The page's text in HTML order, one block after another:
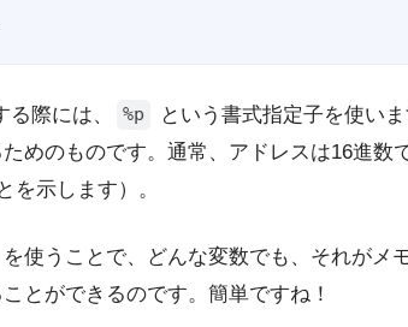
際には、 %p
という書式指定子を使い
めのものです。通常、アドレスは16進数
を示します）。
を使うことで、どんな変数でも、それがメ
とができるのです。簡単ですね！